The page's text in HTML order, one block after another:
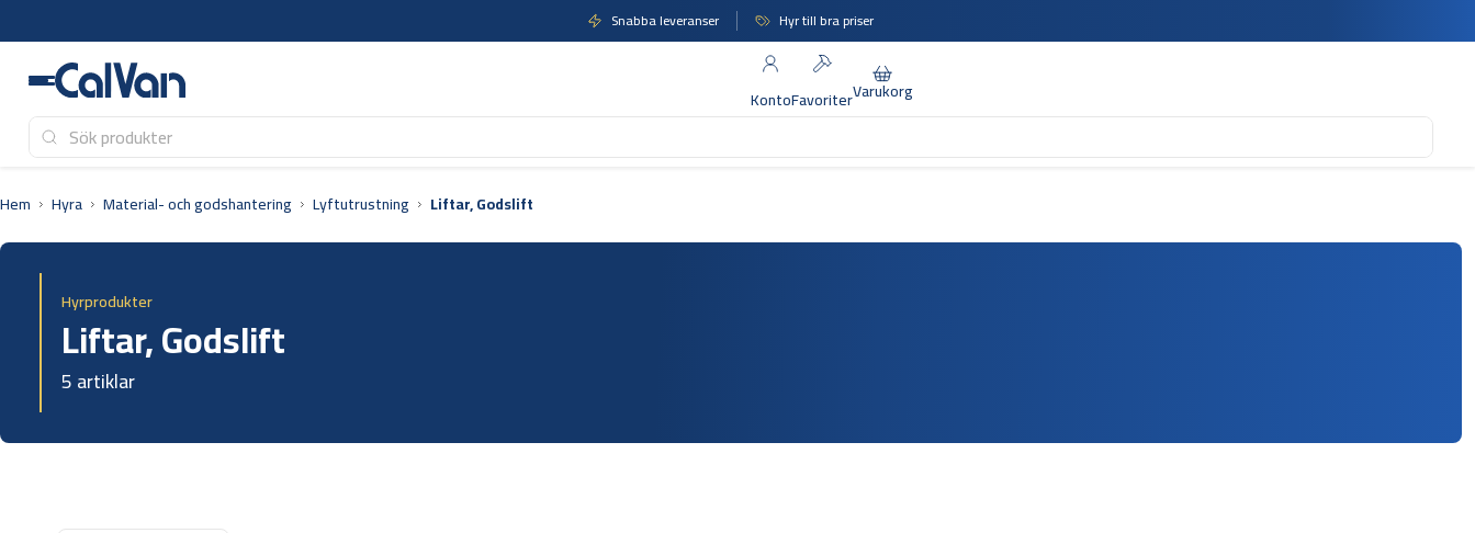
till
Snabba leveranser Hyr till bra priser
KontoFavoriterVarukorg
Hem Hyra Material- och godshantering Lyftutrustning Liftar, Godslift
Hyrprodukter
Liftar, Godslift
5 artiklar